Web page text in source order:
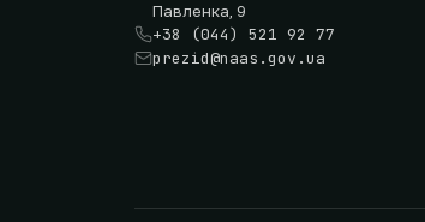
Павленка, 9
+38 (044) 521 92 77
prezid@naas.gov.ua